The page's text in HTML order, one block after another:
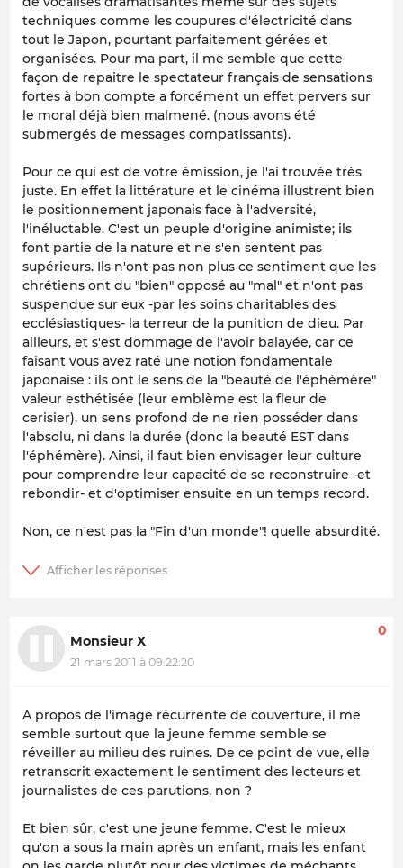
techniques comme les coupures d'électricité dans
tout le Japon, pourtant parfaitement gérées et
organisées. Pour ma part, il me semble que cette
façon de repaitre le spectateur français de sensations
fortes à bon compte a forcément un effet pervers sur
le moral déjà bien malmené. (nous avons été
submergés de messages compatissants).
Pour ce qui est de votre émission, je l'ai trouvée très
juste. En effet la littérature et le cinéma illustrent bien
le positionnement japonais face à l'adversité,
l'inéluctable. C'est un peuple d'origine animiste; ils
font partie de la nature et ne s'en sentent pas
supérieurs. Ils n'ont pas non plus ce sentiment que les
chrétiens ont du "bien" opposé au "mal" et n'ont pas
suspendue sur eux -par les soins charitables des
ecclésiastiques- la terreur de la punition de dieu. Par
ailleurs, et s'est dommage de l'avoir balayée, car ce
faisant vous avez raté une notion fondamentale
japonaise : ils ont le sens de la "beauté de l'éphémère"
valeur esthétisée (leur emblème est la fleur de
cerisier), un sens profond de ne rien posséder dans
l'absolu, ni dans la durée (donc la beauté EST dans
l'éphémère). Ainsi, il faut bien envisager leur culture
pour comprendre leur capacité de se reconstruire -et
rebondir- et d'optimiser ensuite en un temps record.
Non, ce n'est pas la "Fin d'un monde"! quelle absurdité.
Monsieur X
21 mars 2011 à 09:22:20
0
A propos de l'image récurrente de couverture, il me
semble surtout que la jeune femme semble se
réveiller au milieu des ruines. De ce point de vue, elle
retranscrit exactement le sentiment des lecteurs et
journalistes de ces parutions, non ?
Et bien sûr, c'est une jeune femme. C'est le mieux
qu'on a sous la main après un enfant, mais les enfant